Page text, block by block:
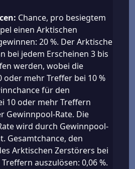
Chance, pro besiegtem
einen Arktischen
20 %. Der Arktische
bei jedem Erscheinen 3 bis
werden, wobei die
oder mehr Treffer bei 10 %
für den
10 oder mehr Treffern
Gewinnpool-Rate. Die
wird durch Gewinnpool-
Gesamtchance, den
Arktischen Zerstörers bei
auszulösen: 0,06 %.